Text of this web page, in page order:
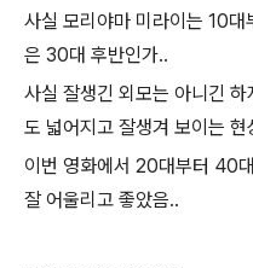
사실 모리야마 미라이는 10
은 30대 후반인가..
사실 잘생긴 외모는 아니긴
도 넓어지고 잘생겨 보이는 현
이번 영화에서 20대부터 40
잘 어울리고 좋았음..